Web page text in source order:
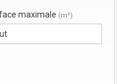
maximale (m²)